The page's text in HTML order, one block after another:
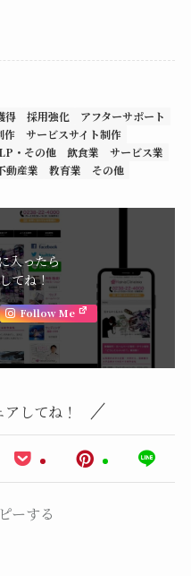
得 採用強化
アフターサポート
作
サービスサイト制作
LP・その他 飲食業
サービス業
動産業 教育業 その他
入ったら
てね！
Follow Me
してね！
ーする